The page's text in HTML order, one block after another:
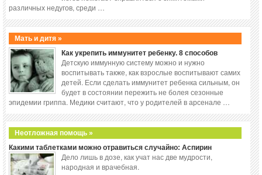
различных недугов, среди …
Мать и дитя »
Как укрепить иммунитет ребенку. 8 способов
Детскую иммунную систему можно и нужно
воспитывать также, как взрослые воспитывают самих
детей. Если сделать иммунитет ребенка сильным, он
будет в состоянии пережить не болея сезонные
эпидемии гриппа. Медики считают, что у родителей в арсенале …
Неотложная помощь »
Какими таблетками можно отравиться случайно: Аспирин
Дело лишь в дозе, как учат нас две мудрости,
народная и врачебная.